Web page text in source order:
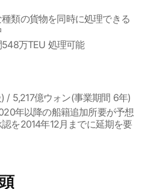
類の貨物を同時に処理できる
万TEU 処理可能
5,217億ウォン(事業期間 6年)
年以降の船籍追加所要が予想
を2014年12月までに延期を要